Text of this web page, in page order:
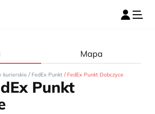
Mapa
kurierskie / FedEx Punkt / FedEx Punkt Dobczyce
Punkt